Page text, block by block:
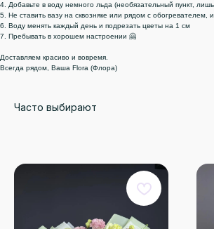
4. Добавьте в воду немного льда (необязательный пункт,
5. Не ставить вазу на сквозняке или рядом с обогревателем,
6. Воду менять каждый день и подрезать цветы на 1 см
7. Пребывать в хорошем настроении 🤗
Доставляем красиво и вовремя.
Всегда рядом, Ваша Flora (Флора)
Часто выбирают
Онлайн витрина
Авторские букеты
Доставка и оплата
Правила возврата
Преимущества
Отзывы